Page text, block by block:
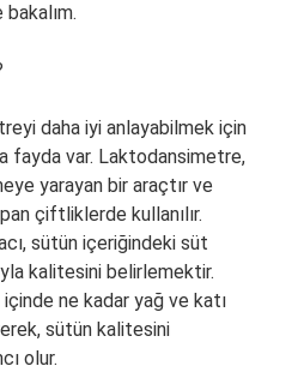
daha iyi anlayabilmek için
fayda var. Laktodansimetre,
yarayan bir araçtır ve
çiftliklerde kullanılır.
sütün içeriğindeki süt
kalitesini belirlemektir.
ne kadar yağ ve katı
sütün kalitesini
olur.